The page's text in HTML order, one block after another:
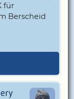
für
Berscheid